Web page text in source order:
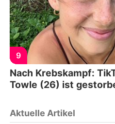
9
Nach Krebskampf:
Towle (26) ist
Aktuelle Artikel